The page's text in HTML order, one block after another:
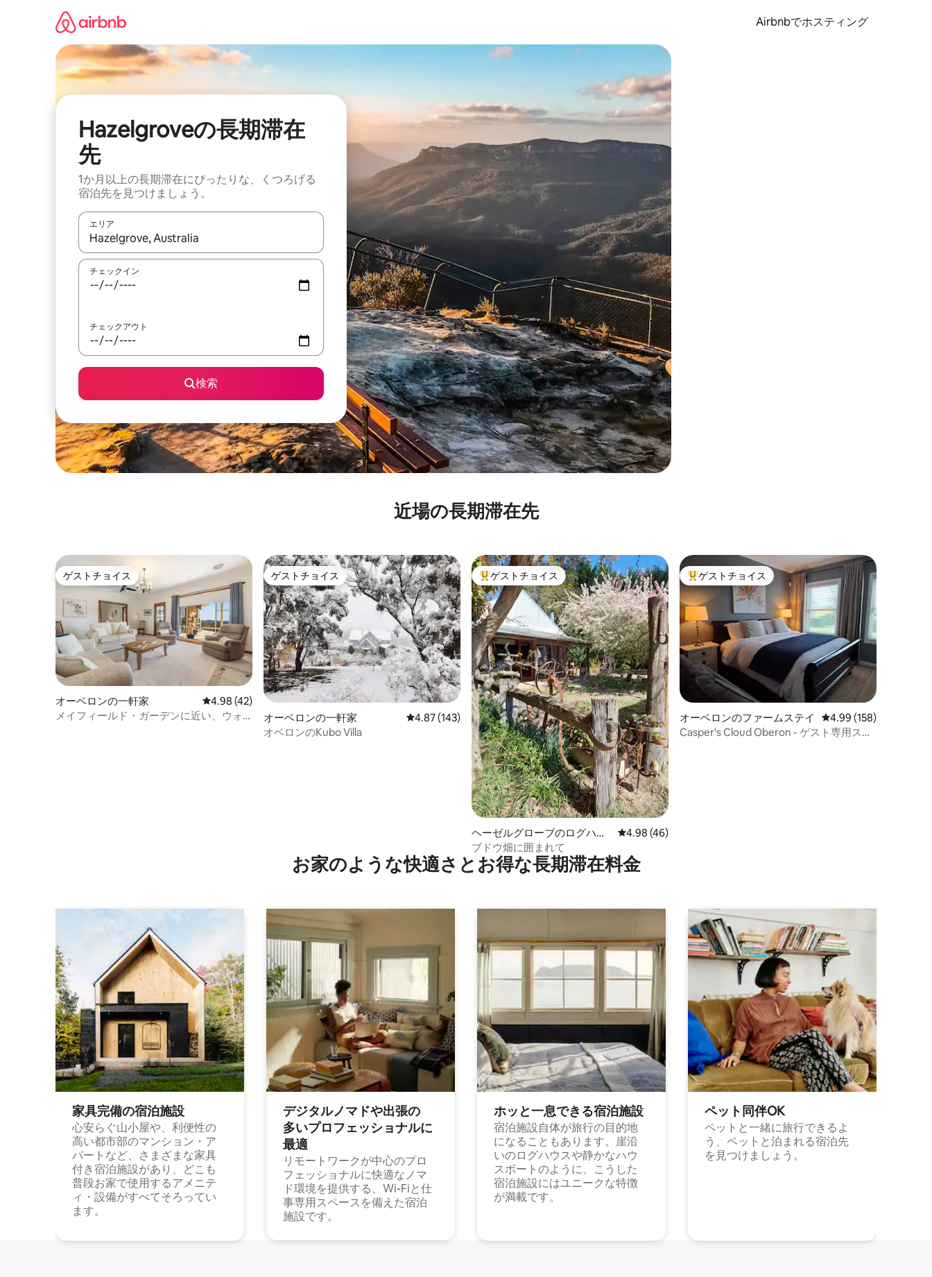
Airbnbでホスティング
Hazelgroveの長期滞在
先
1か月以上の長期滞在にぴったりな、くつろげる
宿泊先を見つけましょう。
エリア
検索結果が表示されたら、上下の矢印キーを使って移動するか、画面をタッチまたはスワイプして検索結果を確認することができます。
チェックイン
チェックアウト
検索
近場の長期滞在先
ゲストチョイス
ゲストチョイス
オーベロンの一軒家 レビュー42件、5つ星中4.98つ星の平均評価
4.98 (42)
メイフィールド・ガーデンに近い、ウォ
ゲストチョイス
ゲストチョイス
オーベロンの一軒家 レビュー143件、5つ星中4.87つ星の平均評価
4.87 (143)
オベロンのKubo Villa
大好評のゲストチョイスです。
ゲストチョイス
ヘーゼルグローブのログハウ
ス
レビュー46件、5つ星中4.98つ星の平均評価
4.98 (46)
ブドウ畑に囲まれて
大好評のゲストチョイスです。
ゲストチョイス
オーベロンのファームステイ レビュー158件、5つ
4.99 (158)
Casper's Cloud Oberon - ゲスト専用スタ
お家のような快⁠適⁠さ⁠とお⁠得⁠な長⁠期⁠滞⁠在料⁠金
家具完備の宿⁠泊⁠施⁠設
心安らぐ山小屋や、利便性の
高い都市部のマンション・ア
パートなど、さまざまな家具
付き宿泊施設があり、どこも
普段お家で使用するアメニテ
ィ・設備がすべてそろってい
ます。
デジタルノマドや出⁠張⁠の
多⁠いプ⁠ロ⁠フ⁠ェ⁠ッ⁠シ⁠ョ⁠ナ⁠ル⁠に
最⁠適
リモートワークが中心のプロ
フェッショナルに快適なノマ
ド環境を提供する、Wi-Fiと仕
事専用スペースを備えた宿泊
施設です。
ホッと一⁠息⁠で⁠き⁠る宿⁠泊施⁠設
宿泊施設自体が旅行の目的地
になることもあります。崖沿
いのログハウスや静かなハウ
スボートのように、こうした
宿泊施設にはユニークな特徴
が満載です。
ペット同⁠伴OK
ペットと一緒に旅行できるよ
う、ペットと泊まれる宿泊先
を見つけましょう。